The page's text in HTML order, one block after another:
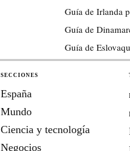
Guía de Irlanda
Guía de
Guía de
SECCIONES
España
Mundo
Ciencia y tecnología
Negocios